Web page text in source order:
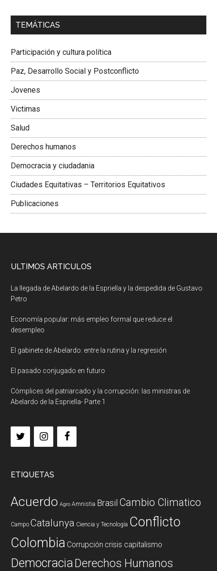
00:00 01:04
Dra. Carolina Corcho Mejía,Presidenta Corporación
Colombiana
TEMÁTICAS
Participación y cultura política
Paz, Desarrollo Social y Postconflicto
Jovenes
Victimas
Salud
Derechos humanos
Democracia y ciudadania
Ciudades Equitativas – Territorios Equitativos
Publicaciones
ULTIMOS ARTICULOS
La llegada de Abelardo de la Espriella y la despedida de Gustavo
Petro
Economía popular: más empleo formal que reduce el
desempleo
El gabinete de Abelardo: entre la rutina y la regresión
El pasado conjugado en futuro
Cómplices del patriarcado y la corrupción: las ministras de
Abelardo de la Espriella- Parte 1
ETIQUETAS
Acuerdo Agro Amnistia Brasil Cambio Climatico
Campo Catalunya Ciencia y Tecnología Conflicto
Colombia Corrupción crisis capitalismo
DemocraciaDerechos Humanos